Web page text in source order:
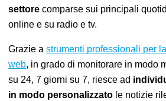
settorecomparse sui principali
online e su radio e tv.
Grazie astrumenti professionali per
web, in grado di monitorare in modo
su 24, 7 giorni su 7, riesce ad
in modo personalizzato le notizie